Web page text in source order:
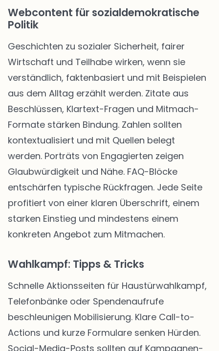
Webcontent für sozialdemokratische
Politik
Geschichten zu sozialer Sicherheit, fairer
Wirtschaft und Teilhabe wirken, wenn sie
verständlich, faktenbasiert und mit Beispielen
aus dem Alltag erzählt werden. Zitate aus
Beschlüssen, Klartext-Fragen und Mitmach-
Formate stärken Bindung. Zahlen sollten
kontextualisiert und mit Quellen belegt
werden. Porträts von Engagierten zeigen
Glaubwürdigkeit und Nähe. FAQ-Blöcke
entschärfen typische Rückfragen. Jede Seite
profitiert von einer klaren Überschrift, einem
starken Einstieg und mindestens einem
konkreten Angebot zum Mitmachen.
Wahlkampf: Tipps & Tricks
Schnelle Aktionsseiten für Haustürwahlkampf,
Telefonbänke oder Spendenaufrufe
beschleunigen Mobilisierung. Klare Call-to-
Actions und kurze Formulare senken Hürden.
Social-Media-Posts sollten auf Kampagnen-